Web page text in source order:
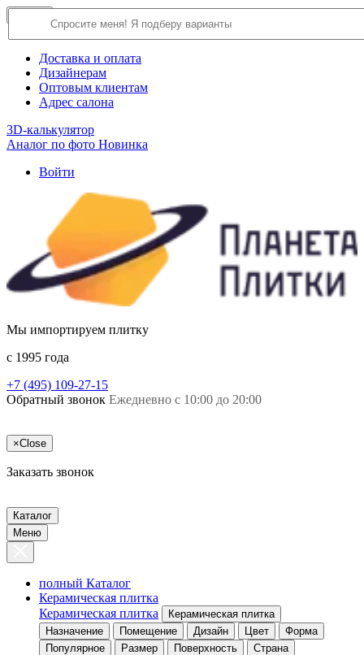
О компании
Доставка и оплата
Дизайнерам
Оптовым клиентам
Адрес салона
3D-калькулятор
Аналог по фото Новинка
Войти
Мы импортируем плитку
c 1995 года
+7 (495) 109-27-15
Обратный звонок Ежедневно с 10:00 до 20:00
×Close
Заказать звонок
Каталог
Меню
полный Каталог
Керамическая плитка
Керамическая плитка
Керамическая плитка
Назначение
Помещение Дизайн Цвет
Форма
Популярное
Размер Поверхность Страна